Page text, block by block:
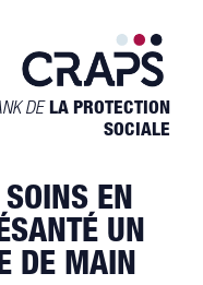
DE LA PROTECTION
SOCIALE
EN
UN
DE MAIN